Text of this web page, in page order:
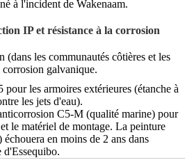
à l'incident de Wakenaam.
IP et résistance à la corrosion
les communautés côtières et les
galvanique.
les armoires extérieures (étanche à
les jets d'eau).
C5-M (qualité marine) pour
le matériel de montage. La peinture
en moins de 2 ans dans
d'Essequibo.